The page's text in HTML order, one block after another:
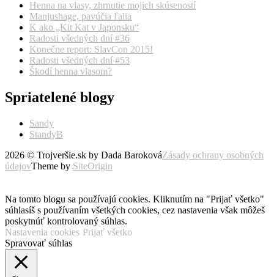
Henna na vlasy, zhrnutie mojich skúseností
Manjushage, pavúčia ľalia
K ako „Kit Kat v Japonsku“
Radosti všedných dní #36
Konečne report: SlavCon 2015!
Radosti všedných dní #53
Škodí henna vlasom?
Spriatelené blogy
Sandy
StandyB
2026 © Trojveršie.sk by Dada BarokováZásady ochrany osobných
údajovTheme by SiteOrigin
Na tomto blogu sa používajú cookies. Kliknutím na "Prijať všetko"
súhlasíš s používaním všetkých cookies, cez nastavenia však môžeš
poskytnúť kontrolovaný súhlas.
Nastavenia cookies Prijať všetko
Spravovať súhlas